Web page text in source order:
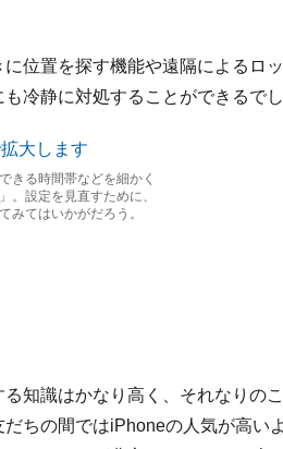
位置を探す機能や遠隔によるロ
冷静に対処することができるでし
きる時間帯などを細かく
。設定を見直すために、
みてはいかがだろう。
知識はかなり高く、それなりの
ちの間ではiPhoneの人気が高い